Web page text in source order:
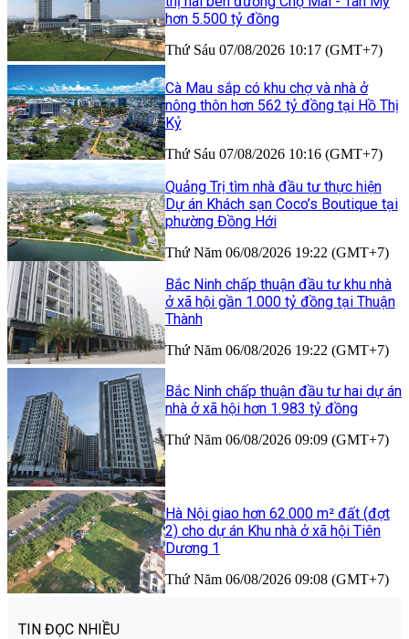
hơn 5.500 tỷ đồng
Thứ Sáu 07/08/2026 10:17 (GMT+7)
Cà Mau sắp có khu chợ và nhà ở
nông thôn hơn 562 tỷ đồng tại Hồ Thị
Kỷ
Thứ Sáu 07/08/2026 10:16 (GMT+7)
Quảng Trị tìm nhà đầu tư thực hiện
Dự án Khách sạn Coco’s Boutique tại
phường Đồng Hới
Thứ Năm 06/08/2026 19:22 (GMT+7)
Bắc Ninh chấp thuận đầu tư khu nhà
ở xã hội gần 1.000 tỷ đồng tại Thuận
Thành
Thứ Năm 06/08/2026 19:22 (GMT+7)
Bắc Ninh chấp thuận đầu tư hai dự án
nhà ở xã hội hơn 1.983 tỷ đồng
Thứ Năm 06/08/2026 09:09 (GMT+7)
Hà Nội giao hơn 62.000 m² đất (đợt
2) cho dự án Khu nhà ở xã hội Tiên
Dương 1
Thứ Năm 06/08/2026 09:08 (GMT+7)
TIN ĐỌC NHIỀU